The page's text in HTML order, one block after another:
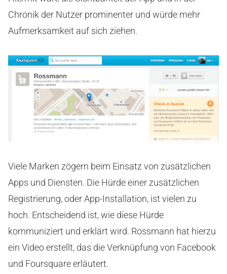
Chronik der Nutzer prominenter und würde mehr
Aufmerksamkeit auf sich ziehen.
Viele Marken zögern beim Einsatz von zusätzlichen
Apps und Diensten. Die Hürde einer zusätzlichen
Registrierung, oder App-Installation, ist vielen zu
hoch. Entscheidend ist, wie diese Hürde
kommuniziert und erklärt wird. Rossmann hat hierzu
ein Video erstellt, das die Verknüpfung von Facebook
und Foursquare erläutert.